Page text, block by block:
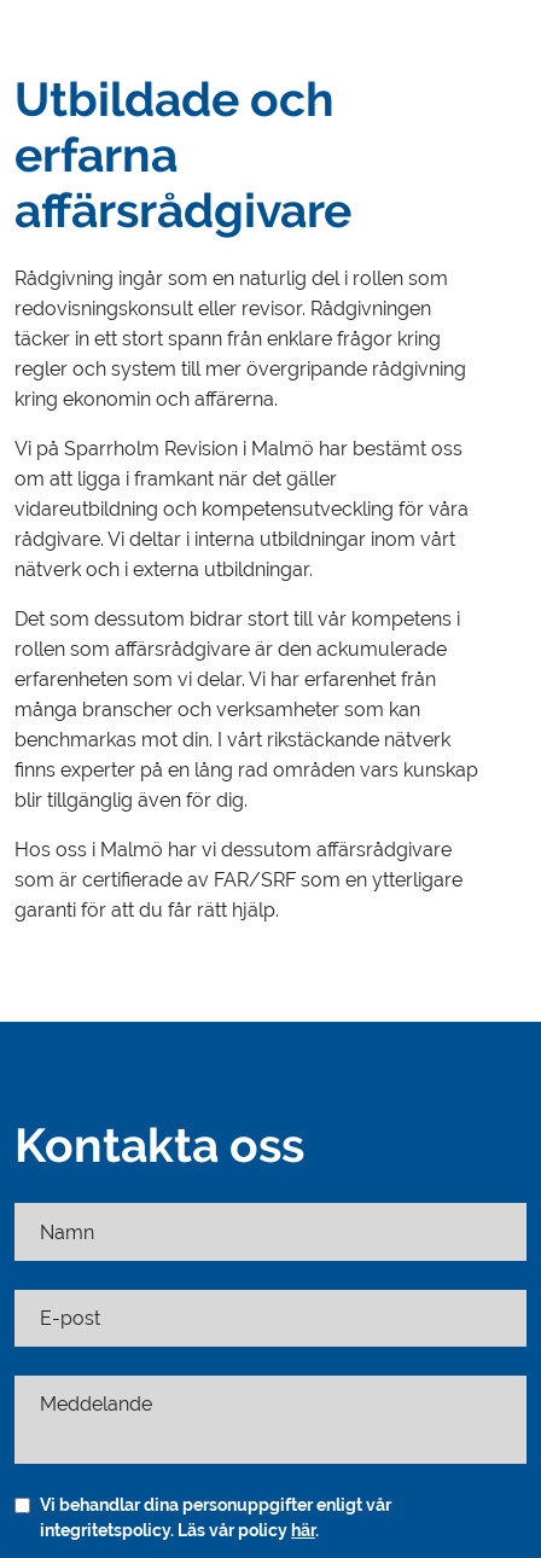
Utbildade och
erfarna
affärsrådgivare
Rådgivning ingår som en naturlig del i rollen som
redovisningskonsult eller revisor. Rådgivningen
täcker in ett stort spann från enklare frågor kring
regler och system till mer övergripande rådgivning
kring ekonomin och affärerna.
Vi på Sparrholm Revision i Malmö har bestämt oss
om att ligga i framkant när det gäller
vidareutbildning och kompetensutveckling för våra
rådgivare. Vi deltar i interna utbildningar inom vårt
nätverk och i externa utbildningar.
Det som dessutom bidrar stort till vår kompetens i
rollen som affärsrådgivare är den ackumulerade
erfarenheten som vi delar. Vi har erfarenhet från
många branscher och verksamheter som kan
benchmarkas mot din. I vårt rikstäckande nätverk
finns experter på en lång rad områden vars kunskap
blir tillgänglig även för dig.
Hos oss i Malmö har vi dessutom affärsrådgivare
som är certifierade av FAR/SRF som en ytterligare
garanti för att du får rätt hjälp.
Kontakta oss
Namn
E-post
Vi behandlar dina personuppgifter enligt vår
integritetspolicy. Läs vår policyhär.